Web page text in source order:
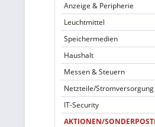
Anzeige & Peripherie
Leuchtmittel
Speichermedien
Haushalt
Messen & Steuern
Netzteile/Stromversorgung
IT-Security
AKTIONEN/